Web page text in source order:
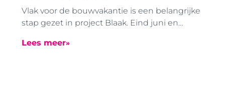
Vlak voor de bouwvakantie is een belangrijke
stap gezet in project Blaak. Eind juni en
boorpalen aangebracht. Dankzij deze
Lees meer